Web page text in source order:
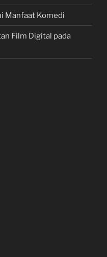
Manfaat Komedi
Film Digital pada